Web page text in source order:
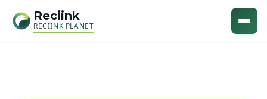
Reciink
RECIINK PLANET